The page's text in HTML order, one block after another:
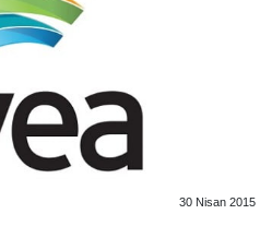
30 Nisan 2015